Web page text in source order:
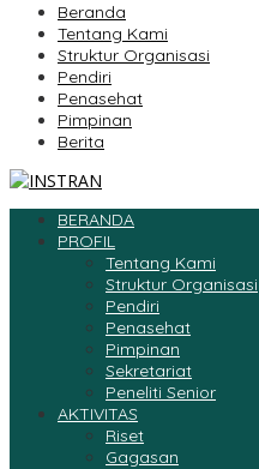
Beranda
Tentang Kami
Struktur Organisasi
Pendiri
Penasehat
Pimpinan
Berita
BERANDA
PROFIL
Tentang Kami
Struktur Organisasi
Pendiri
Penasehat
Pimpinan
Sekretariat
Peneliti Senior
AKTIVITAS
Riset
Gagasan